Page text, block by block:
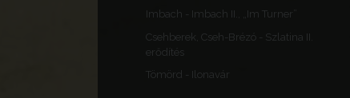
Imbach - Imbach II., „Im Turner”
Csehberek, Cseh-Brézó - Szlatina II.
erődítés
Tömörd - Ilonavár